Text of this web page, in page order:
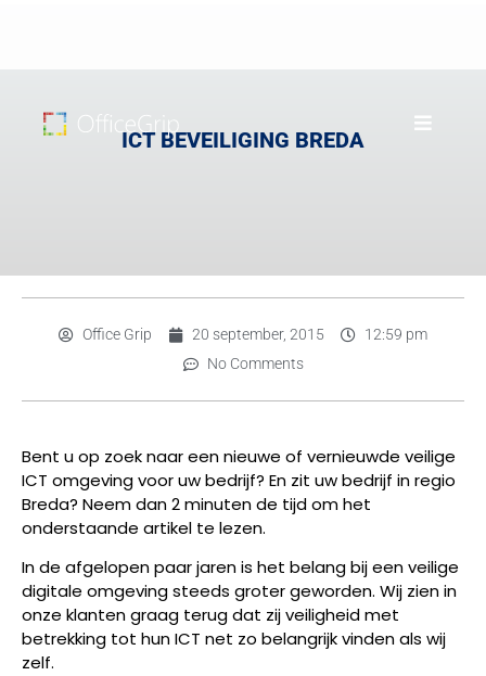
ICT BEVEILIGING BREDA
Office Grip 20 september, 2015
12:59 pm
No Comments
Bent u op zoek naar een nieuwe of vernieuwde veilige
ICT omgeving voor uw bedrijf? En zit uw bedrijf in regio
Breda? Neem dan 2 minuten de tijd om het
onderstaande artikel te lezen.
In de afgelopen paar jaren is het belang bij een veilige
digitale omgeving steeds groter geworden. Wij zien in
onze klanten graag terug dat zij veiligheid met
betrekking tot hun ICT net zo belangrijk vinden als wij
zelf.